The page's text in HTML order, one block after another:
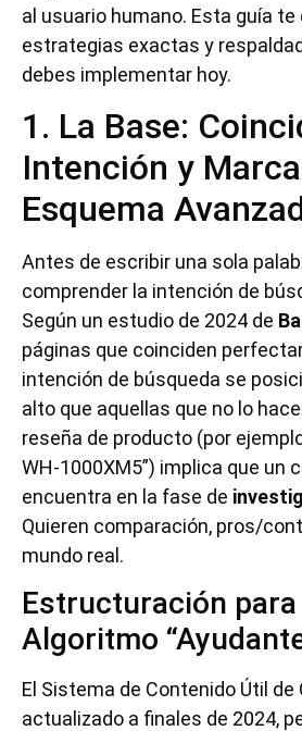
al usuario humano. Esta guía te
estrategias exactas y
debes implementar hoy.
1. La Base:
Intención y
Esquema
Antes de escribir una sola
comprender la intención de
Según un estudio de 2024 de
páginas que coinciden
intención de búsqueda se
alto que aquellas que no lo
reseña de producto (por
WH-1000XM5”) implica que un
encuentra en la fase de
Quieren comparación, pros/
mundo real.
Estructuración para
Algoritmo
El Sistema de Contenido Útil de
actualizado a finales de 2024,